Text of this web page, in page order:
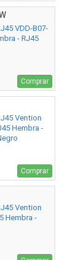
VDD-B07-
- RJ45
Comprar
Vention
Hembra -
Comprar
Vention
Hembra -